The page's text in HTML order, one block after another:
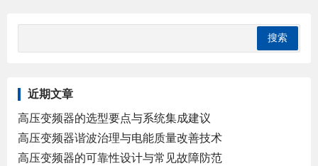
近期文章
高压变频器的选型要点与系统集成建议
高压变频器谐波治理与电能质量改善技术
高压变频器的可靠性设计与常见故障防范